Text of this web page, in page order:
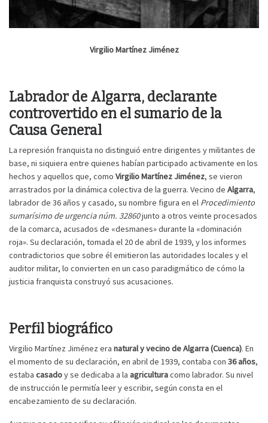
Virgilio Martínez Jiménez
Labrador de Algarra, declarante
controvertido en el sumario de la
Causa General
La represión franquista no distinguió entre dirigentes y militantes de
base, ni siquiera entre quienes habían participado activamente en los
hechos y aquellos que, como Virgilio Martínez Jiménez, se vieron
arrastrados por la dinámica colectiva de la guerra. Vecino de Algarra,
labrador de 36 años y casado, su nombre figura en el Procedimiento
sumarísimo de urgencia núm. 32860junto a otros veinte procesados
de la comarca, acusados de «desmanes» durante la «dominación
roja». Su declaración, tomada el 20 de abril de 1939, y los informes
contradictorios que sobre él emitieron las autoridades locales y el
auditor militar, lo convierten en un caso paradigmático de cómo la
justicia franquista construyó sus acusaciones.
Perfil biográfico
Virgilio Martínez Jiménez era natural y vecino de Algarra (Cuenca). En
el momento de su declaración, en abril de 1939, contaba con 36 años,
estaba casadoy se dedicaba a la agriculturacomo labrador. Su nivel
de instrucción le permitía leer y escribir, según consta en el
encabezamiento de su declaración.